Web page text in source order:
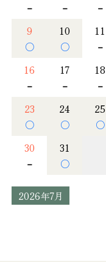
－
－
－
9
○
10
○
11
－
16
－
17
－
18
－
23
○
24
○
25
○
30
－
31
○
2026年7月